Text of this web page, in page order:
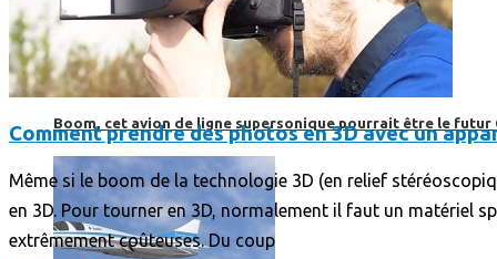
Boom, cet avion de ligne supersonique pourrait être le futur
Comment prendre des photos en 3D avec un
Même si le boom de la technologie 3D (en relief
en 3D. Pour tourner en 3D, normalement il faut un matériel
extrêmement coûteuses. Du coup